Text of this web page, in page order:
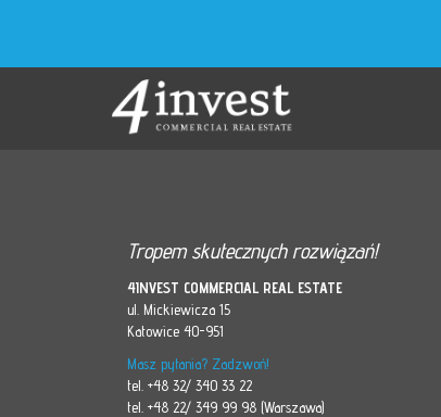
Tropem skutecznych rozwiązań!
4INVEST COMMERCIAL REAL ESTATE
ul. Mickiewicza 15
Katowice 40-951
Masz pytania? Zadzwoń!
tel. +48 32/ 340 33 22
tel. +48 22/ 349 99 98 (Warszawa)